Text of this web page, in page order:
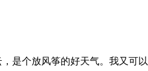
是个放风筝的好天气。我又可以